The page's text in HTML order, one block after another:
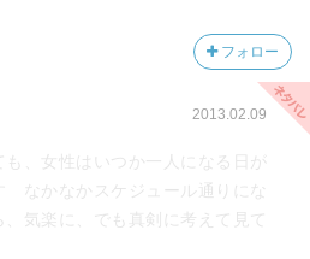
フォロー
2013.02.09
、女性はいつか一人になる日が
なかなかスケジュール通りにな
気楽に、でも真剣に考えて見て